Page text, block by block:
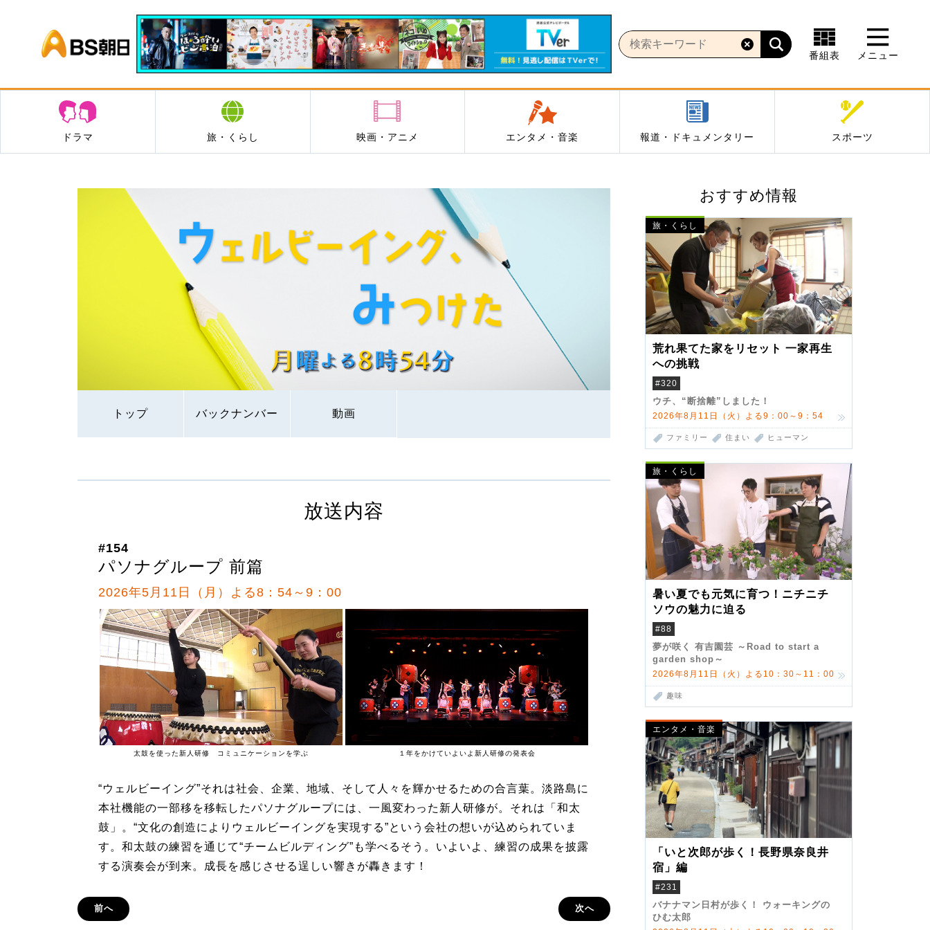
BS朝日
番組表 メニュー
ドラマ 旅・くらし 映画・アニメ エンタメ・音楽 報道・ドキュメンタリー スポーツ
トップ バックナンバー 動画
おすすめ情報
旅・くらし
荒れ果てた家をリセット 一家再生
への挑戦
#320
ウチ、“断捨離”しました！
2026年8月11日（火）よる9：00～9：54
ファミリー 住まい ヒューマン
旅・くらし
暑い夏でも元気に育つ！ニチニチ
ソウの魅力に迫る
#88
夢が咲く 有吉園芸 ～Road to start a
garden shop～
2026年8月11日（火）よる10：30～11：00
趣味
エンタメ・音楽
「いと次郎が歩く！長野県奈良井
宿」編
#231
バナナマン日村が歩く！ ウォーキングの
ひむ太郎
放送内容
#154
パソナグループ 前篇
2026年5月11日（月）よる8：54～9：00
太鼓を使った新人研修 コミュニケーションを学ぶ １年をかけていよいよ新人研修の発表会
“ウェルビーイング”それは社会、企業、地域、そして人々を輝かせるための合言葉。淡路島に
本社機能の一部移を移転したパソナグループには、一風変わった新人研修が。それは「和太
鼓」。“文化の創造によりウェルビーイングを実現する”という会社の想いが込められていま
す。和太鼓の練習を通じて“チームビルディング”も学べるそう。いよいよ、練習の成果を披露
する演奏会が到来。成長を感じさせる逞しい響きが轟きます！
前へ 次へ